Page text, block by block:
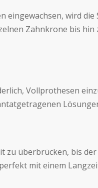
eingewachsen, wird
Zahnkrone bis
Vollprothesen
zu überbrücken, bis
mit einem